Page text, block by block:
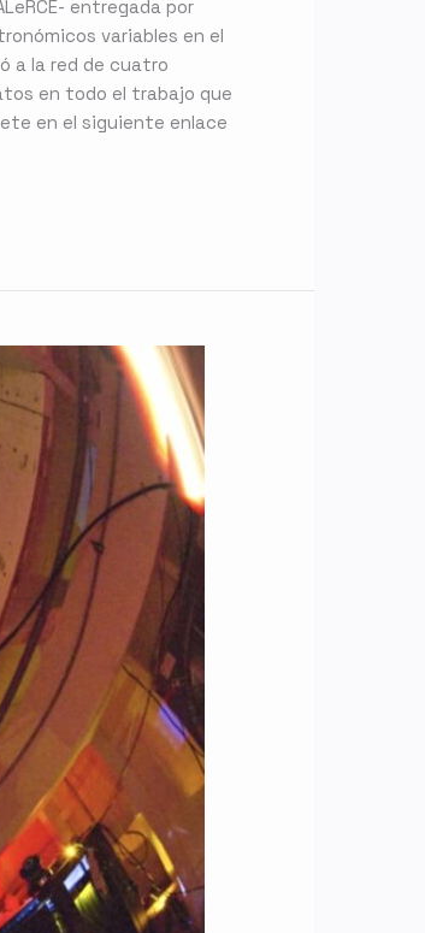
entregada por
variables en el
a la red de cuatro
en todo el trabajo que
en el siguiente enlace